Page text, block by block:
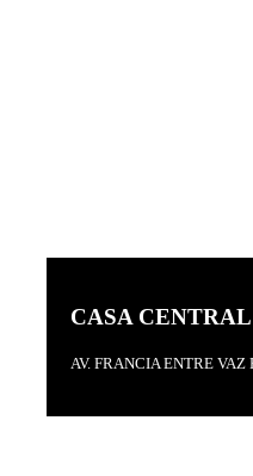
CASA CENTRAL
AV. FRANCIA ENTRE